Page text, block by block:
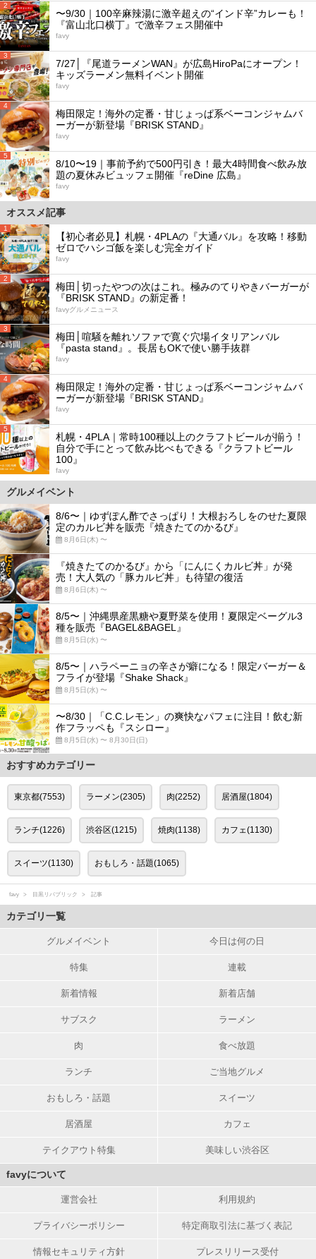
2
〜9/30｜100辛麻辣湯に激辛超えの“インド辛”カレーも！
『富山北口横丁』で激辛フェス開催中
favy
3
7/27│『尾道ラーメンWAN』が広島HiroPaにオープン！
キッズラーメン無料イベント開催
favy
4
梅田限定！海外の定番・甘じょっぱ系ベーコンジャムバ
ーガーが新登場『BRISK STAND』
favy
5
8/10〜19｜事前予約で500円引き！最大4時間食べ飲み放
題の夏休みビュッフェ開催『reDine 広島』
favy
オススメ記事
1
【初心者必見】札幌・4PLAの『大通バル』を攻略！移動
ゼロでハシゴ飯を楽しむ完全ガイド
favy
2
梅田│切ったやつの次はこれ。極みのてりやきバーガーが
『BRISK STAND』の新定番！
favyグルメニュース
3
梅田│喧騒を離れソファで寛ぐ穴場イタリアンバル
『pasta stand』。長居もOKで使い勝手抜群
favy
4
梅田限定！海外の定番・甘じょっぱ系ベーコンジャムバ
ーガーが新登場『BRISK STAND』
favy
5
札幌・4PLA｜常時100種以上のクラフトビールが揃う！
自分で手にとって飲み比べもできる『クラフトビール
100』
favy
グルメイベント
8/6〜｜ゆずぽん酢でさっぱり！大根おろしをのせた夏限
定のカルビ丼を販売『焼きたてのかるび』
8月6日(木) 〜
『焼きたてのかるび』から「にんにくカルビ丼」が発
売！大人気の「豚カルビ丼」も待望の復活
8月6日(木) 〜
8/5〜｜沖縄県産黒糖や夏野菜を使用！夏限定ベーグル3
種を販売『BAGEL&BAGEL』
8月5日(水) 〜
8/5〜｜ハラペーニョの辛さが癖になる！限定バーガー＆
フライが登場『Shake Shack』
8月5日(水) 〜
〜8/30｜「C.C.レモン」の爽快なパフェに注目！飲む新
作フラッペも『スシロー』
8月5日(水) 〜 8月30日(日)
おすすめカテゴリー
東京都(7553) ラーメン(2305) 肉(2252) 居酒屋(1804)
ランチ(1226) 渋谷区(1215) 焼肉(1138) カフェ(1130)
スイーツ(1130) おもしろ・話題(1065)
favy 目黒リパブリック 記事
カテゴリ一覧
グルメイベント 今日は何の日
特集 連載
新着情報 新着店舗
サブスク ラーメン
肉 食べ放題
ランチ ご当地グルメ
おもしろ・話題 スイーツ
居酒屋 カフェ
テイクアウト特集 美味しい渋谷区
favyについて
運営会社 利用規約
プライバシーポリシー 特定商取引法に基づく表記
情報セキュリティ方針 プレスリリース受付